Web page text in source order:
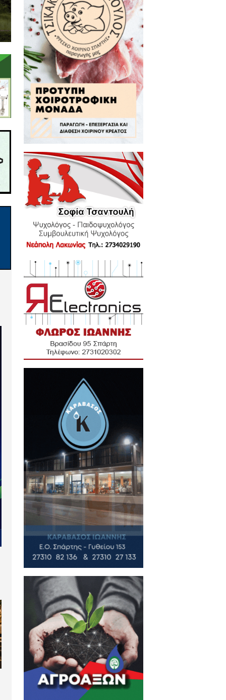
Λακωνικών Προϊόντων»
για την διοργάνωση.
Ρίτσου αντηχούν, η Λακωνική